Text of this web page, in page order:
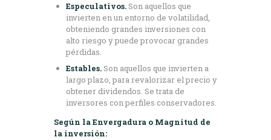
Especulativos.Son aquellos que
invierten en un entorno de volatilidad,
obteniendo grandes inversiones con
alto riesgo y puede provocar grandes
pérdidas.
Estables.Son aquellos que invierten a
largo plazo, para revalorizar el precio y
obtener dividendos. Se trata de
inversores con perfiles conservadores.
Según la Envergadura o Magnitud de
la inversión: